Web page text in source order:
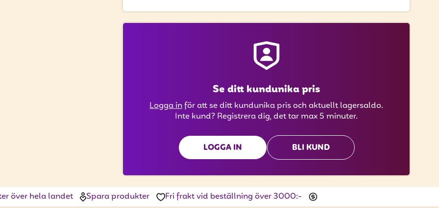
Se ditt kundunika pris
Logga inför att se ditt kundunika pris och aktuellt lagersaldo.
Inte kund? Registrera dig, det tar max 5 minuter.
LOGGA IN BLI KUND
över hela landet Spara produkter Fri frakt vid beställning över 3000:-